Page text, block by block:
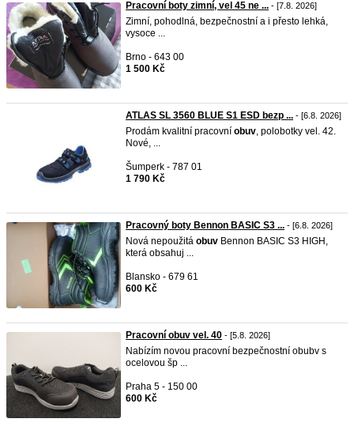
Pracovní boty zimní, vel 45 ne ... - [7.8. 2026]
Zimní, pohodlná, bezpečnostní a i přesto lehká,
vysoce ...
Brno - 643 00
1 500 Kč
ATLAS SL 3560 BLUE S1 ESD bezp ... - [6.8. 2026]
Prodám kvalitní pracovní obuv, polobotky vel. 42.
Nové, ...
Šumperk - 787 01
1 790 Kč
Pracovný boty Bennon BASIC S3 ... - [6.8. 2026]
Nová nepoužitá obuv Bennon BASIC S3 HIGH,
která obsahuj ...
Blansko - 679 61
600 Kč
Pracovní obuv vel. 40 - [5.8. 2026]
Nabízím novou pracovní bezpečnostní obubv s
ocelovou šp ...
Praha 5 - 150 00
600 Kč